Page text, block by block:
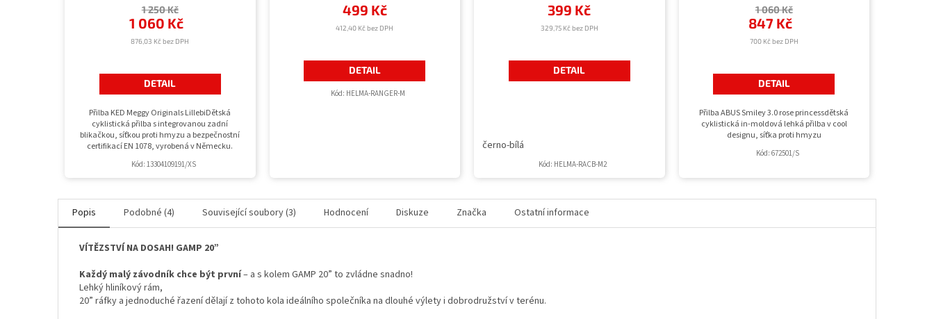
876,03 Kč bez DPH
1 060 Kč
1 250 Kč
DETAIL
Přilba KED Meggy Originals LillebiDětská
cyklistická přilba s integrovanou zadní
blikačkou, síťkou proti hmyzu a bezpečnostní
certifikací EN 1078, vyrobená v Německu.
Kód: 13304109191/XS
412,40 Kč bez DPH
499 Kč
DETAIL
Kód: HELMA-RANGER-M
329,75 Kč bez DPH
399 Kč
DETAIL
černo-bílá
Kód: HELMA-RACB-M2
700 Kč bez DPH
847 Kč
1 060 Kč
DETAIL
Přilba ABUS Smiley 3.0 rose princessdětská
cyklistická in-moldová lehká přilba v cool
designu, síťka proti hmyzu
Kód: 672501/S
Popis Podobné (4) Související soubory (3) Hodnocení Diskuze Značka Ostatní informace
VÍTĚZSTVÍ NA DOSAH! GAMP 20”
Každý malý závodník chce být první– a s kolem GAMP 20” to zvládne snadno!
Lehký hliníkový rám,
20” ráfky a jednoduché řazení dělají z tohoto kola ideálního společníka na dlouhé výlety i dobrodružství v terénu.